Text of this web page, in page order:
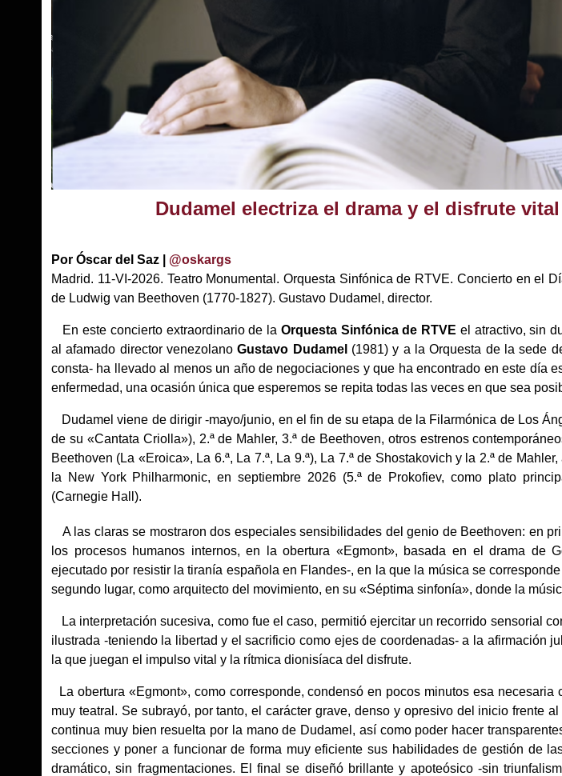
Dudamel electriza el drama y el disfrute
Por Óscar del Saz | @oskargs
Madrid. 11-VI-2026. Teatro Monumental. Orquesta Sinfónica de RTVE. Concierto en el
de Ludwig van Beethoven (1770-1827). Gustavo Dudamel, director.
En este concierto extraordinario de la Orquesta Sinfónica de RTVE el atractivo, sin
al afamado director venezolanoGustavo Dudamel (1981) y a la Orquesta de la sede
consta- ha llevado al menos un año de negociaciones y que ha encontrado en este día
enfermedad, una ocasión única que esperemos se repita todas las veces en que sea
Dudamel viene de dirigir -mayo/junio, en el fin de su etapa de la Filarmónica de Los
de su «Cantata Criolla»), 2.ª de Mahler, 3.ª de Beethoven, otros estrenos
Beethoven (La «Eroica», La 6.ª, La 7.ª, La 9.ª), La 7.ª de Shostakovich y la 2.ª de
la New York Philharmonic, en septiembre 2026 (5.ª de Prokofiev, como plato
(Carnegie Hall).
A las claras se mostraron dos especiales sensibilidades del genio de Beethoven: en
los procesos humanos internos, en la obertura «Egmont», basada en el drama de
ejecutado por resistir la tiranía española en Flandes-, en la que la música se
segundo lugar, como arquitecto del movimiento, en su «Séptima sinfonía», donde la
La interpretación sucesiva, como fue el caso, permitió ejercitar un recorrido sensorial
ilustrada -teniendo la libertad y el sacrificio como ejes de coordenadas- a la afirmación
la que juegan el impulso vital y la rítmica dionisíaca del disfrute.
La obertura «Egmont», como corresponde, condensó en pocos minutos esa necesaria
muy teatral. Se subrayó, por tanto, el carácter grave, denso y opresivo del inicio frente
continua muy bien resuelta por la mano de Dudamel, así como poder hacer
secciones y poner a funcionar de forma muy eficiente sus habilidades de gestión de
dramático, sin fragmentaciones. El final se diseñó brillante y apoteósico -sin